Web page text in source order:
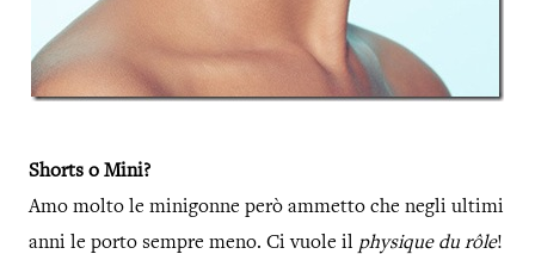
Shorts o Mini?
Amo molto le minigonne però ammetto che negli ultimi
anni le porto sempre meno. Ci vuole il physique du rôle!